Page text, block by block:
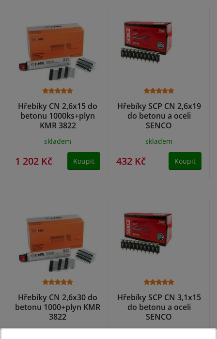
Hřebíky CN 2,6x15 do
betonu 1000ks+plyn
KMR 3822
skladem
1 202 Kč Koupit
Hřebíky SCP CN 2,6x19
do betonu a oceli
SENCO
skladem
432 Kč Koupit
Hřebíky CN 2,6x30 do
betonu 1000+plyn KMR
3822
Hřebíky SCP CN 3,1x15
do betonu a oceli
SENCO